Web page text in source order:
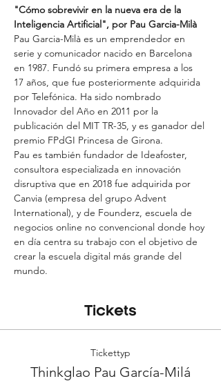
"Cómo sobrevivir en la nueva era de la
Inteligencia Artificial", por Pau Garcia-Milà
Pau Garcia-Milà es un emprendedor en
serie y comunicador nacido en Barcelona
en 1987. Fundó su primera empresa a los
17 años, que fue posteriormente adquirida
por Telefónica. Ha sido nombrado
Innovador del Año en 2011 por la
publicación del MIT TR-35, y es ganador del
premio FPdGI Princesa de Girona.
Pau es también fundador de Ideafoster,
consultora especializada en innovación
disruptiva que en 2018 fue adquirida por
Canvia (empresa del grupo Advent
International), y de Founderz, escuela de
negocios online no convencional donde hoy
en día centra su trabajo con el objetivo de
crear la escuela digital más grande del
mundo.
Tickets
Tickettyp
Thinkglao Pau García-Milá